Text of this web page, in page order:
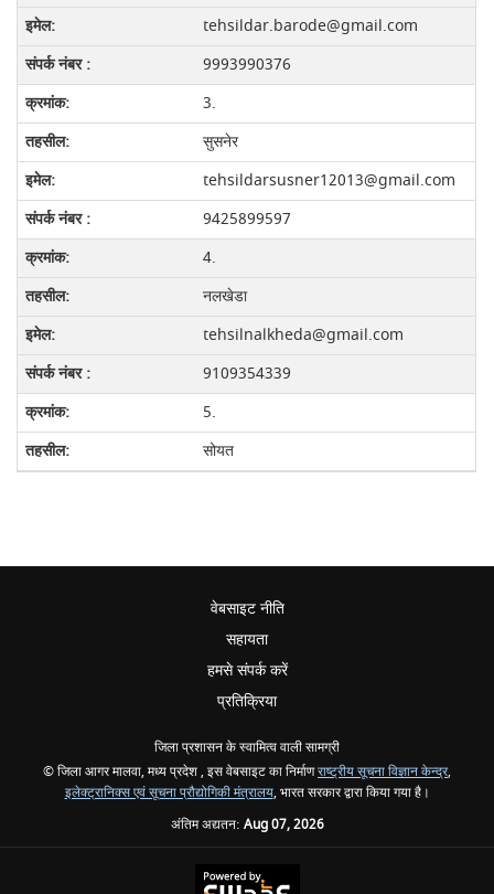
tehsildar.barode@gmail.com
9993990376
3.
सुसनेर
tehsildarsusner12013@gmail.com
9425899597
4.
नलखेडा
tehsilnalkheda@gmail.com
9109354339
5.
सोयत
वेबसाइट नीति
सहायता
हमसे संपर्क करें
प्रतिक्रिया
जिला प्रशासन के स्वामित्व वाली सामग्री
© जिला आगर मालवा, मध्य प्रदेश , इस वेबसाइट का निर्माणराष्ट्रीय सूचना विज्ञान केन्द्र,
इलेक्ट्रानिक्स एवं सूचना प्रौद्योगिकी मंत्रालय, भारत सरकार द्वारा किया गया है।
अंतिम अद्यतन: Aug 07, 2026